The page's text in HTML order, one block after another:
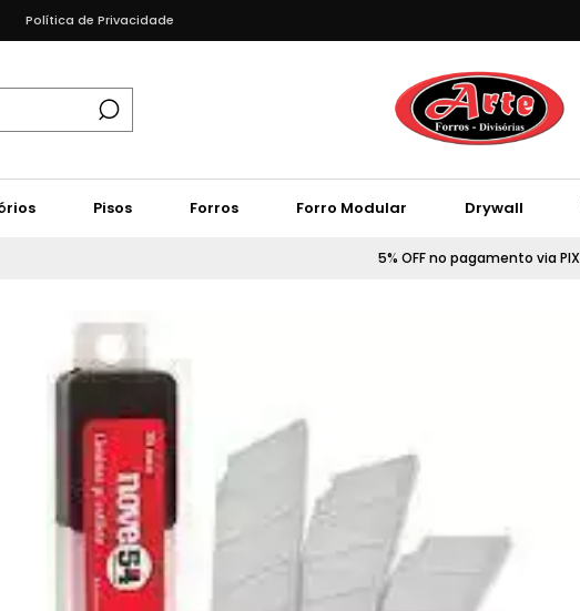
Política de Privacidade
Pisos Forros Forro Modular Drywall
5% OFF no pagamento via PIX